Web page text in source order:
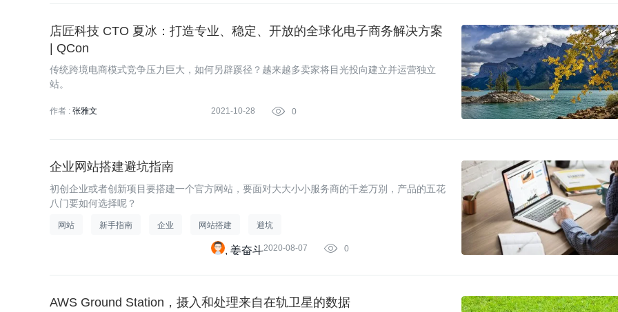
店匠科技 CTO 夏冰：打造专业、稳定、开放的全球化电子商务解决方案
| QCon
传统跨境电商模式竞争压力巨大，如何另辟蹊径？越来越多卖家将目光投向建立并运营独立
站。
作者 : 张雅文 2021-10-28  0
企业网站搭建避坑指南
初创企业或者创新项目要搭建一个官方网站，要面对大大小小服务商的千差万别，产品的五花
八门要如何选择呢？
网站 新手指南 企业 网站搭建 避坑
姜奋斗2020-08-07  0
AWS Ground Station，摄入和处理来自在轨卫星的数据